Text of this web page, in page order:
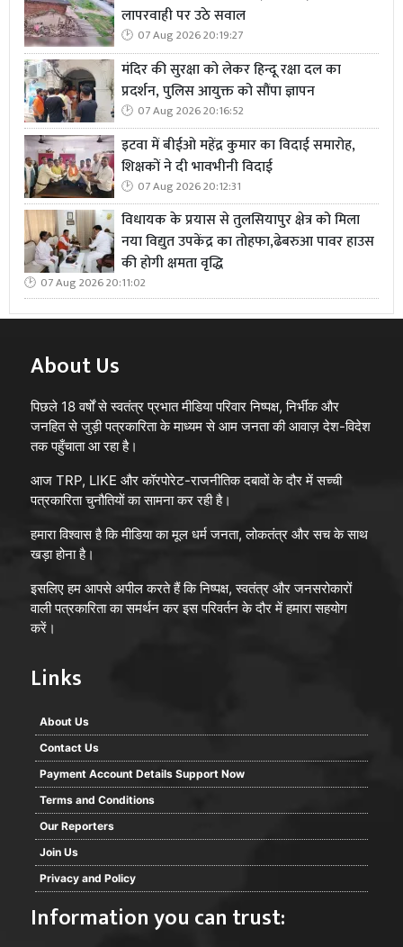
लापरवाही पर उठे सवाल
07 Aug 2026 20:19:27
मंदिर की सुरक्षा को लेकर हिन्दू रक्षा दल का
प्रदर्शन, पुलिस आयुक्त को सौंपा ज्ञापन
07 Aug 2026 20:16:52
इटवा में बीईओ महेंद्र कुमार का विदाई समारोह,
शिक्षकों ने दी भावभीनी विदाई
07 Aug 2026 20:12:31
विधायक के प्रयास से तुलसियापुर क्षेत्र को मिला
नया विद्युत उपकेंद्र का तोहफा,ढेबरुआ पावर हाउस
की होगी क्षमता वृद्धि
07 Aug 2026 20:11:02
About Us
पिछले 18 वर्षों से स्वतंत्र प्रभात मीडिया परिवार निष्पक्ष, निर्भीक और
जनहित से जुड़ी पत्रकारिता के माध्यम से आम जनता की आवाज़ देश-विदेश
तक पहुँचाता आ रहा है।
आज TRP, LIKE और कॉरपोरेट-राजनीतिक दबावों के दौर में सच्ची
पत्रकारिता चुनौतियों का सामना कर रही है।
हमारा विश्वास है कि मीडिया का मूल धर्म जनता, लोकतंत्र और सच के साथ
खड़ा होना है।
इसलिए हम आपसे अपील करते हैं कि निष्पक्ष, स्वतंत्र और जनसरोकारों
वाली पत्रकारिता का समर्थन कर इस परिवर्तन के दौर में हमारा सहयोग
करें।
Links
About Us
Contact Us
Payment Account Details Support Now
Terms and Conditions
Our Reporters
Join Us
Privacy and Policy
Information you can trust: